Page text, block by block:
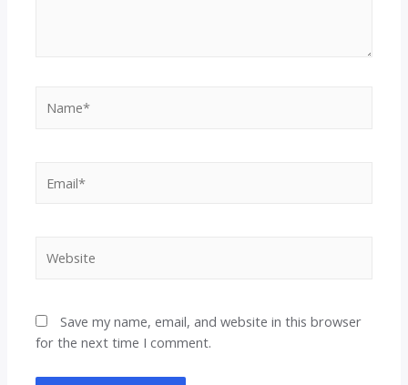
Save my name, email, and website in this browser
for the next time I comment.